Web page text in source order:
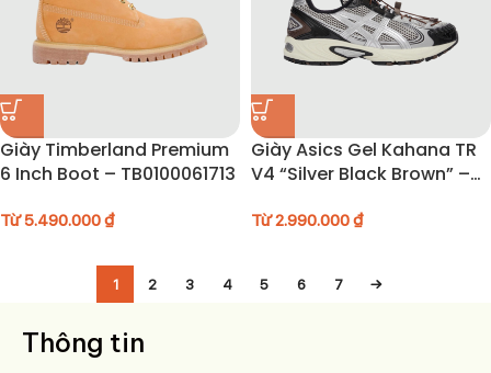
Giày Timberland Premium
6 Inch Boot – TB0100061713
Từ5.490.000₫
Giày Asics Gel Kahana TR
V4 “Silver Black Brown” –
Từ2.990.000₫
1 2 3 4 5 6 7 →
Thông tin